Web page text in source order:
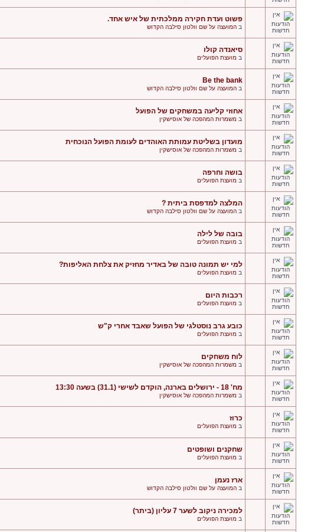
פשוט ועדת חקירה ממלכתית של איש אחד.
ב המועצה על שם וולטון סילבה הקדוש
סיאנדה קולו
ב מועצת הפועלים
Be the bank
ב המועצה על שם וולטון סילבה הקדוש
אחוזי קליעה במשחקים של הפועל
ב משמרות המהפכה של אוסישקין
מועדון בשליטת עמותת האוהדים לעומת הפועל הנוכחית
ב משמרות המהפכה של אוסישקין
בושה וחרפה
ב מועצת הפועלים
המלצה למדפסת ביתית ?
ב המועצה על שם וולטון סילבה הקדוש
בובה של לילה
ב מועצת הפועלים
למי יש תמונה טובה של באדיר מחזיק את צלחת האליפות?
ב מועצת הפועלים
רכבות היום
ב מועצת הפועלים
כובע גרב נוסטלגי של הפועל שאבד אחרי ק"ש
ב מועצת הפועלים
לוח משחקים
ב משמרות המהפכה של אוסישקין
מח' 18 - ירושלים בארנה, הוקדם לשישי (31.1) בשעה 13:30
ב משמרות המהפכה של אוסישקין
כרוז
ב מועצת הפועלים
שחקנים ושופטים
ב מועצת הפועלים
ארז נעמן
ב המועצה על שם וולטון סילבה הקדוש
למכירה ניקוב לשער 7 עליון (ביתר)
ב מועצת הפועלים